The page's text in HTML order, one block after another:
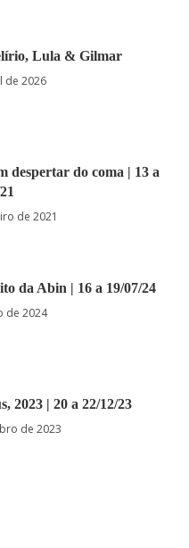
Lula & Gilmar
de 2026
despertar do coma | 13 a
de 2021
da Abin | 16 a 19/07/24
de 2024
2023 | 20 a 22/12/23
de 2023